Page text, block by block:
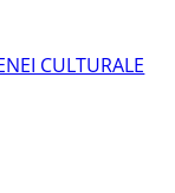
CULTURALE